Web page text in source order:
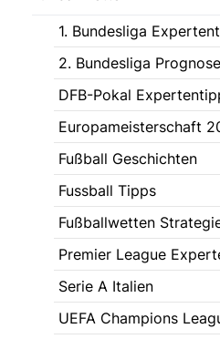
1. Bundesliga
2. Bundesliga
DFB-Pokal
Europameisterschaft
Fußball Geschichten
Fussball Tipps
Fußballwetten
Premier League
Serie A Italien
UEFA Champions